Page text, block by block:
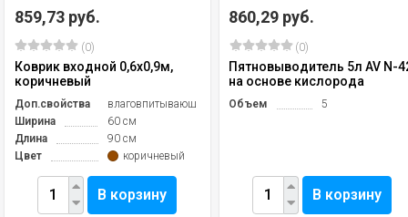
859,73 руб.
(0)
Коврик входной 0,6х0,9м,
коричневый
Доп.свойства
влаговпитывающий
Ширина
60 см
Длина
90 см
Цвет
коричневый
В корзину
860,29 руб.
(0)
Пятновыводитель 5л AV N-
на основе кислорода
Объем 5
В корзину